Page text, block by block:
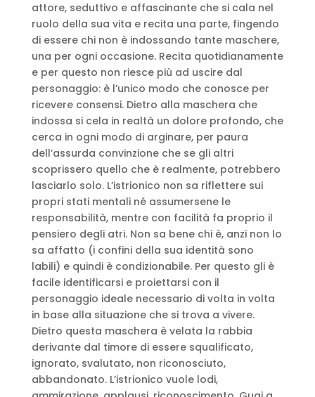
attore, seduttivo e affascinante che si cala nel
ruolo della sua vita e recita una parte, fingendo
di essere chi non è indossando tante maschere,
una per ogni occasione. Recita quotidianamente
e per questo non riesce più ad uscire dal
personaggio: è l’unico modo che conosce per
ricevere consensi. Dietro alla maschera che
indossa si cela in realtà un dolore profondo, che
cerca in ogni modo di arginare, per paura
dell’assurda convinzione che se gli altri
scoprissero quello che è realmente, potrebbero
lasciarlo solo. L’istrionico non sa riflettere sui
propri stati mentali né assumersene le
responsabilità, mentre con facilità fa proprio il
pensiero degli atri. Non sa bene chi è, anzi non lo
sa affatto (i confini della sua identità sono
labili) e quindi è condizionabile. Per questo gli è
facile identificarsi e proiettarsi con il
personaggio ideale necessario di volta in volta
in base alla situazione che si trova a vivere.
Dietro questa maschera è velata la rabbia
derivante dal timore di essere squalificato,
ignorato, svalutato, non riconosciuto,
abbandonato. L’istrionico vuole lodi,